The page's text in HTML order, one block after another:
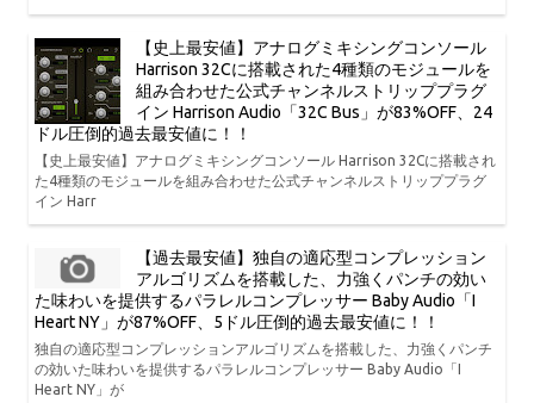
【史上最安値】アナログミキシングコンソール
Harrison 32Cに搭載された4種類のモジュールを
組み合わせた公式チャンネルストリッププラグ
イン Harrison Audio「32C Bus」が83%OFF、24
ドル圧倒的過去最安値に！！
【史上最安値】アナログミキシングコンソール Harrison 32Cに搭載され
た4種類のモジュールを組み合わせた公式チャンネルストリッププラグ
イン Harr
【過去最安値】独自の適応型コンプレッション
アルゴリズムを搭載した、力強くパンチの効い
た味わいを提供するパラレルコンプレッサー Baby Audio「I
Heart NY」が87%OFF、5ドル圧倒的過去最安値に！！
独自の適応型コンプレッションアルゴリズムを搭載した、力強くパンチ
の効いた味わいを提供するパラレルコンプレッサー Baby Audio「I
Heart NY」が